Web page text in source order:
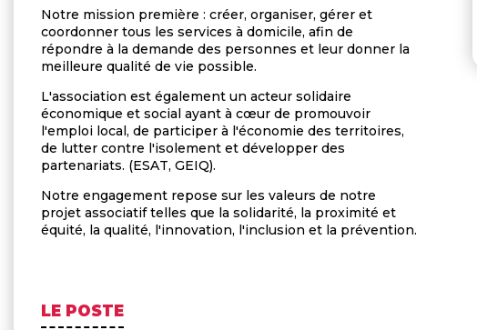
Notre mission première : créer, organiser, gérer et
coordonner tous les services à domicile, afin de
répondre à la demande des personnes et leur donner la
meilleure qualité de vie possible.
L'association est également un acteur solidaire
économique et social ayant à cœur de promouvoir
l'emploi local, de participer à l'économie des territoires,
de lutter contre l'isolement et développer des
partenariats. (ESAT, GEIQ).
Notre engagement repose sur les valeurs de notre
projet associatif telles que la solidarité, la proximité et
équité, la qualité, l'innovation, l'inclusion et la prévention.
LE POSTE